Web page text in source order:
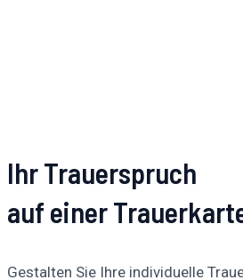
Ihr Trauerspruch
auf einer
Gestalten Sie Ihre individuelle